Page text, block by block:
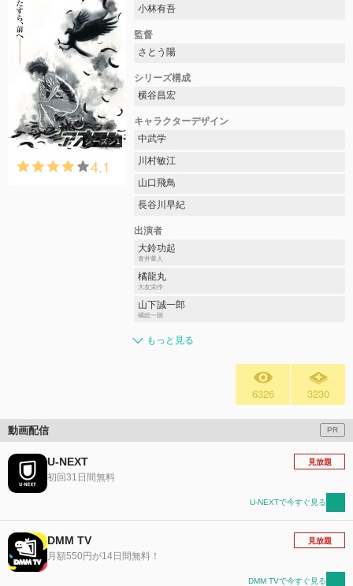
シーズン1
4.1
小林有吾
監督
さとう陽
シリーズ構成
横谷昌宏
キャラクターデザイン
中武学
川村敏江
山口飛鳥
長谷川早紀
出演者
大鈴功起
青井葦人
橘龍丸
大友栄作
山下誠一郎
橘総一朗
もっと見る
6326 3230
動画配信 PR
U-NEXT
初回31日間無料
見放題
U-NEXTで今すぐ見る
DMM TV
月額550円が14日間無料！
見放題
DMM TVで今すぐ見る